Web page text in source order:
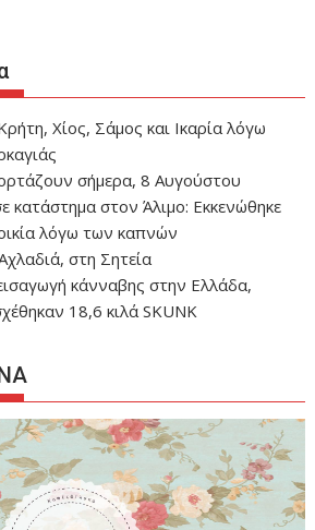
Χίος, Σάμος και Ικαρία λόγω
σήμερα, 8 Αυγούστου
κατάστημα στον Άλιμο: Εκκενώθηκε
λόγω των καπνών
στη Σητεία
κάνναβης στην Ελλάδα,
18,6 κιλά SKUNK